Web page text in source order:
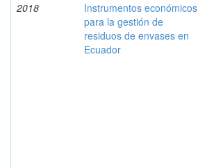
2018
Instrumentos económicos
para la gestión de
residuos de envases en
Ecuador